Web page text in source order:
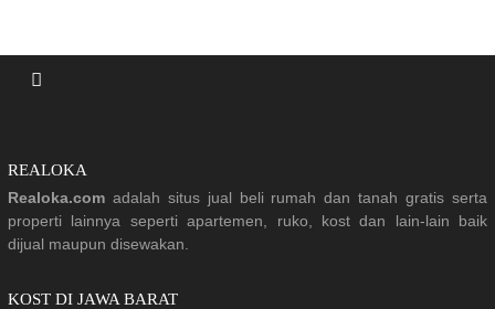
REALOKA
Realoka.com adalah situs jual beli rumah dan tanah gratis serta
properti lainnya seperti apartemen, ruko, kost dan lain-lain baik
dijual maupun disewakan.
KOST DI JAWA BARAT